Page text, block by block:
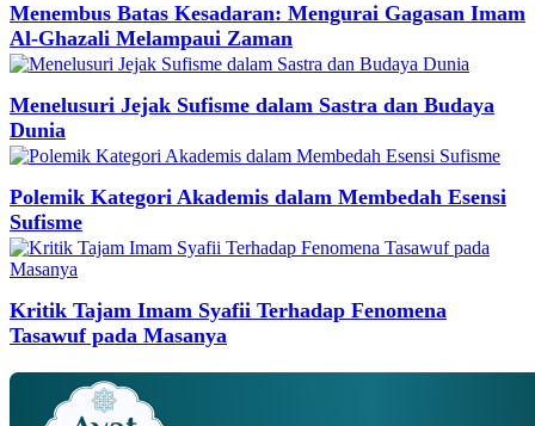
Menembus Batas Kesadaran: Mengurai Gagasan Imam
Al-Ghazali Melampaui Zaman
Menelusuri Jejak Sufisme dalam Sastra dan Budaya
Dunia
Polemik Kategori Akademis dalam Membedah Esensi
Sufisme
Kritik Tajam Imam Syafii Terhadap Fenomena
Tasawuf pada Masanya